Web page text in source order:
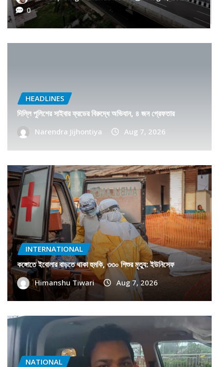
Aug 6, 2026 0 Narendra
HEADLINES
দিল্লি পুলিশের সাইবার ফ্রডের বিরুদ্ধে অভিযান, ৪ জন গ্রেফতার
Narendra Jijhontiya Aug 7, 2026
INTERNATIONAL
কঙ্গোতে ইবোলার বাড়তে থাকা হুমকি, ৩৩০ শিশুর মৃত্যু: ইউনিসেফ
Himanshu Tiwari Aug 7, 2026
NATIONAL